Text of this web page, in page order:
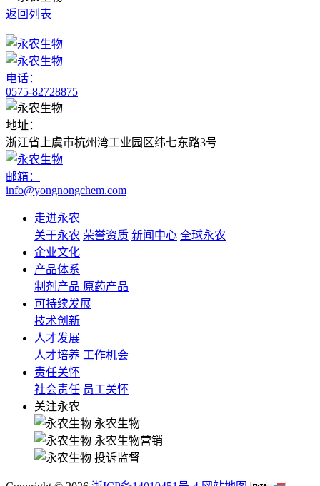
返回列表
电话：
0575-82728875
地址：
浙江省上虞市杭州湾工业园区纬七东路3号
邮箱：
info@yongnongchem.com
走进永农
关于永农 荣誉资质 新闻中心 全球永农
企业文化
产品体系
制剂产品 原药产品
可持续发展
技术创新
人才发展
人才培养 工作机会
责任关怀
社会责任 员工关怀
关注永农
永农生物
永农生物营销
投诉监督